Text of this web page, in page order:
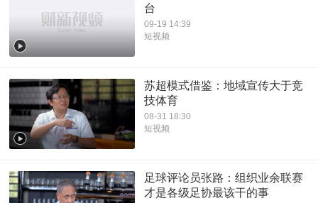
台
09-19 14:39
短视频
苏超模式借鉴：地域宣传大于竞
技体育
08-31 18:30
短视频
足球评论员张路：组织业余联赛
才是各级足协最该干的事